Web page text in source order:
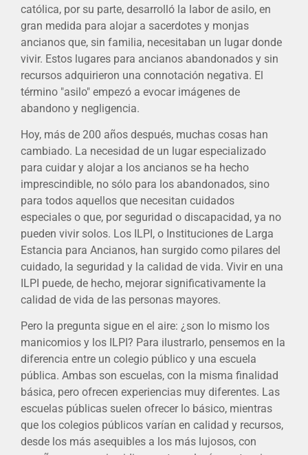
católica, por su parte, desarrolló la labor de asilo, en
gran medida para alojar a sacerdotes y monjas
ancianos que, sin familia, necesitaban un lugar donde
vivir. Estos lugares para ancianos abandonados y sin
recursos adquirieron una connotación negativa. El
término "asilo" empezó a evocar imágenes de
abandono y negligencia.
Hoy, más de 200 años después, muchas cosas han
cambiado. La necesidad de un lugar especializado
para cuidar y alojar a los ancianos se ha hecho
imprescindible, no sólo para los abandonados, sino
para todos aquellos que necesitan cuidados
especiales o que, por seguridad o discapacidad, ya no
pueden vivir solos. Los ILPI, o Instituciones de Larga
Estancia para Ancianos, han surgido como pilares del
cuidado, la seguridad y la calidad de vida. Vivir en una
ILPI puede, de hecho, mejorar significativamente la
calidad de vida de las personas mayores.
Pero la pregunta sigue en el aire: ¿son lo mismo los
manicomios y los ILPI? Para ilustrarlo, pensemos en la
diferencia entre un colegio público y una escuela
pública. Ambas son escuelas, con la misma finalidad
básica, pero ofrecen experiencias muy diferentes. Las
escuelas públicas suelen ofrecer lo básico, mientras
que los colegios públicos varían en calidad y recursos,
desde los más asequibles a los más lujosos, con